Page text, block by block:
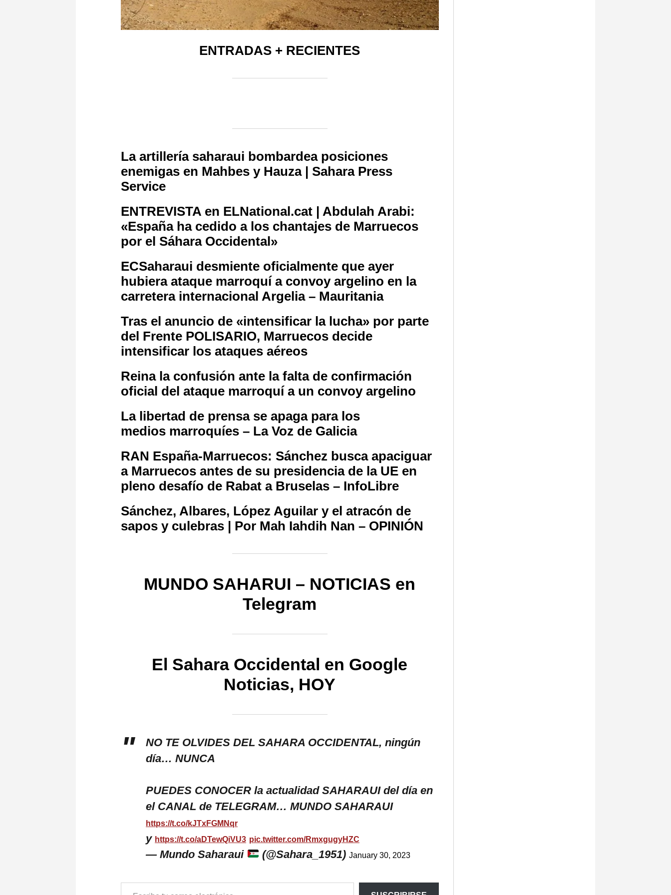
ENTRADAS + RECIENTES
La artillería saharaui bombardea posiciones
enemigas en Mahbes y Hauza | Sahara Press
Service
ENTREVISTA en ELNational.cat | Abdulah Arabi:
«España ha cedido a los chantajes de Marruecos
por el Sáhara Occidental»
ECSaharaui desmiente oficialmente que ayer
hubiera ataque marroquí a convoy argelino en la
carretera internacional Argelia – Mauritania
Tras el anuncio de «intensificar la lucha» por parte
del Frente POLISARIO, Marruecos decide
intensificar los ataques aéreos
Reina la confusión ante la falta de confirmación
oficial del ataque marroquí a un convoy argelino
La libertad de prensa se apaga para los
medios marroquíes – La Voz de Galicia
RAN España-Marruecos: Sánchez busca apaciguar
a Marruecos antes de su presidencia de la UE en
pleno desafío de Rabat a Bruselas – InfoLibre
Sánchez, Albares, López Aguilar y el atracón de
sapos y culebras | Por Mah Iahdih Nan – OPINIÓN
MUNDO SAHARUI – NOTICIAS en
Telegram
El Sahara Occidental en Google
Noticias, HOY
NO TE OLVIDES DEL SAHARA OCCIDENTAL, ningún
día… NUNCA
PUEDES CONOCER la actualidad SAHARAUI del día en
el CANAL de TELEGRAM… MUNDO SAHARAUI
https://t.co/kJTxFGMNqr
y https://t.co/aDTewQiVU3 pic.twitter.com/RmxgugyHZC
— Mundo Saharaui (@Sahara_1951)January 30, 2023